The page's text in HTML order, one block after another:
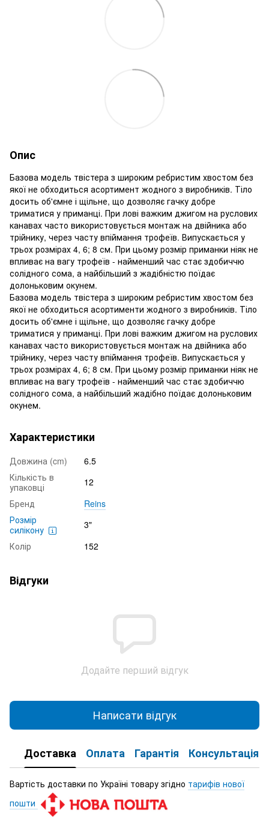
Опис
Базова модель твістера з широким ребристим хвостом без
якої не обходиться асортимент жодного з виробників. Тіло
досить об'ємне і щільне, що дозволяє гачку добре
триматися у приманці. При лові важким джигом на руслових
канавах часто використовується монтаж на двійника або
трійнику, через часту впіймання трофеїв. Випускається у
трьох розмірах 4, 6; 8 см. При цьому розмір приманки ніяк не
впливає на вагу трофеїв - найменший час стає здобиччю
солідного сома, а найбільший з жадібністю поїдає
долоньковим окунем.
Базова модель твістера з широким ребристим хвостом без
якої не обходиться асортименти жодного з виробників. Тіло
досить об'ємне і щільне, що дозволяє гачку добре
триматися у приманці. При лові важким джигом на руслових
канавах часто використовується монтаж на двійника або
трійнику, через часту впіймання трофеїв. Випускається у
трьох розмірах 4, 6; 8 см. При цьому розмір приманки ніяк не
впливає на вагу трофеїв - найменший час стає здобиччю
солідного сома, а найбільший жадібно поїдає долоньковим
окунем.
Характеристики
Довжина (cm)
6.5
Кількість в
упаковці
12
Бренд
Reins
Розмір
силікону
3"
Колір
152
Відгуки
Додайте перший відгук
Написати відгук
Доставка Оплата Гарантія Консультація
Вартість доставки по Україні товару згідно тарифів нової
пошти